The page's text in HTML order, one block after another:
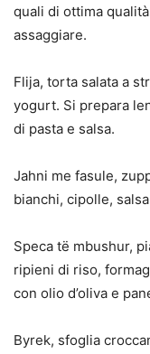
quali di ottima
assaggiare.
Flija, torta salata a
yogurt. Si prepara
di pasta e salsa.
Jahni me fasule,
bianchi, cipolle,
Speca të mbushur,
ripieni di riso,
con olio d’oliva e
Byrek, sfoglia